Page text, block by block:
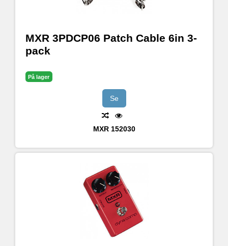
MXR 3PDCP06 Patch Cable 6in 3-
pack
På lager
Se
MXR 152030